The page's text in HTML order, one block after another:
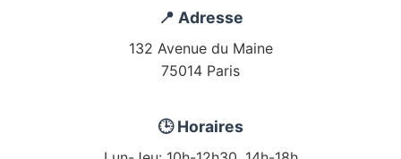
📍 Adresse
132 Avenue du Maine
75014 Paris
🕒 Horaires